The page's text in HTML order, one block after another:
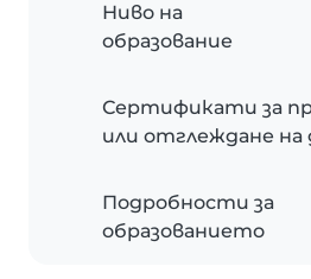
Ниво на
образование
Сертификати за
или отглеждане на
Подробности за
образованието